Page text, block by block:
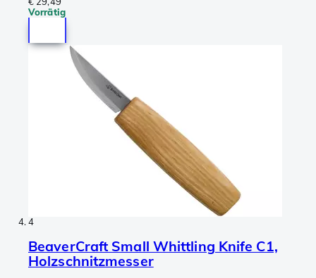
Vorrätig
4
BeaverCraft Small Whittling Knife C1,
Holzschnitzmesser